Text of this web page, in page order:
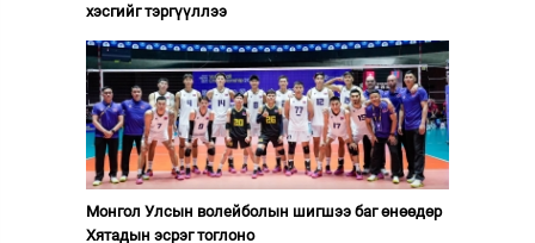
хэсгийг тэргүүллээ
Монгол Улсын волейболын шигшээ баг өнөөдөр
Хятадын эсрэг тоглоно